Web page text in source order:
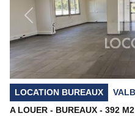
Previous
LOCATION BUREAUX
A LOUER - BUREAUX - 392